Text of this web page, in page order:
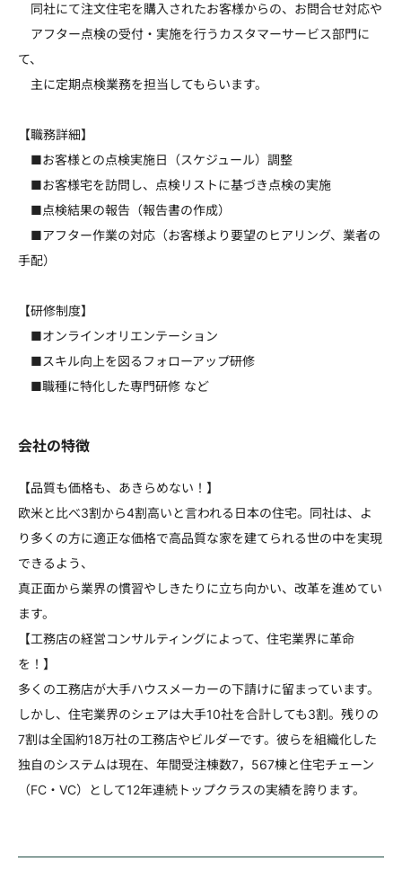
同社にて注文住宅を購入されたお客様からの、お問合せ対応や
アフター点検の受付・実施を行うカスタマーサービス部門に
て、
主に定期点検業務を担当してもらいます。
【職務詳細】
■お客様との点検実施日（スケジュール）調整
■お客様宅を訪問し、点検リストに基づき点検の実施
■点検結果の報告（報告書の作成）
■アフター作業の対応（お客様より要望のヒアリング、業者の
手配）
【研修制度】
■オンラインオリエンテーション
■スキル向上を図るフォローアップ研修
■職種に特化した専門研修 など
会社の特徴
【品質も価格も、あきらめない！】
欧米と比べ3割から4割高いと言われる日本の住宅。同社は、よ
り多くの方に適正な価格で高品質な家を建てられる世の中を実現
できるよう、
真正面から業界の慣習やしきたりに立ち向かい、改革を進めてい
ます。
【工務店の経営コンサルティングによって、住宅業界に革命
を！】
多くの工務店が大手ハウスメーカーの下請けに留まっています。
しかし、住宅業界のシェアは大手10社を合計しても3割。残りの
7割は全国約18万社の工務店やビルダーです。彼らを組織化した
独自のシステムは現在、年間受注棟数7，567棟と住宅チェーン
（FC・VC）として12年連続トップクラスの実績を誇ります。